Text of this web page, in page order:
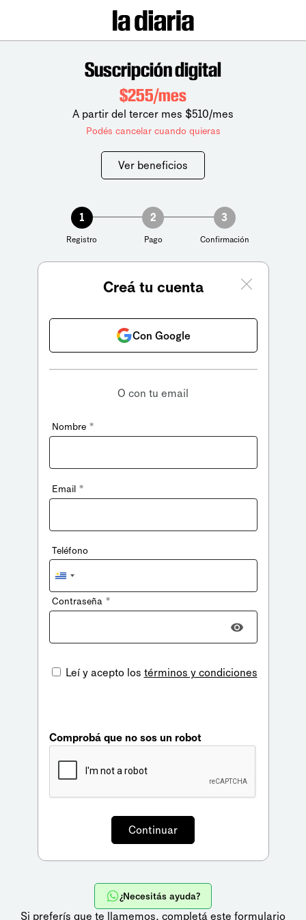
Suscripción digital
$255/mes
A partir del tercer mes $510/mes
Podés cancelar cuando quieras
Ver beneficios
1
Registro
2
Pago
3
Confirmación
Creá tu cuenta
Con Google
O con tu email
Nombre *
Email *
Teléfono
Uruguay
+598
Contraseña *
Leí y acepto los términos y condiciones
Comprobá que no sos un robot
¿Necesitás ayuda?
Si preferís que te llamemos, completá este formulario